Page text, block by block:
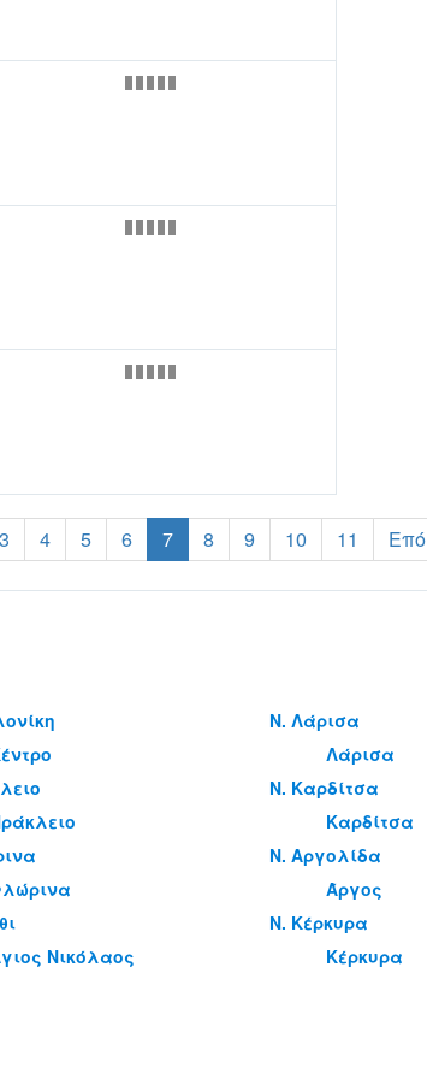
3 4 5 6 7 8 9 10 11
Ν. Λάρισα
Λάρισα
Ν. Καρδίτσα
Καρδίτσα
Ν. Αργολίδα
Άργος
Νικόλαος
Ν. Κέρκυρα
Κέρκυρα